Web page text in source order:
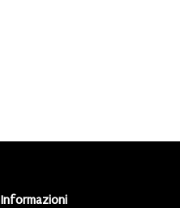
Informazioni